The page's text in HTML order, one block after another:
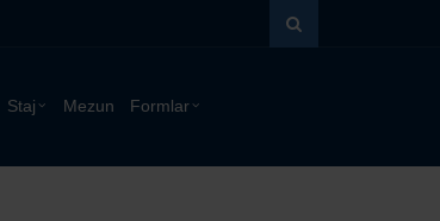
Staj Mezun Formlar